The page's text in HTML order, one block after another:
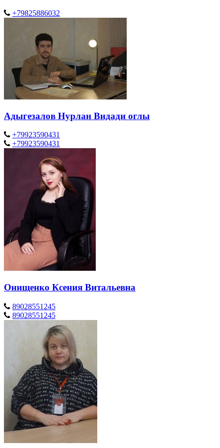
+79825886032
Адыгезалов Нурлан Видади оглы
+79923590431
+79923590431
Онищенко Ксения Витальевна
89028551245
89028551245